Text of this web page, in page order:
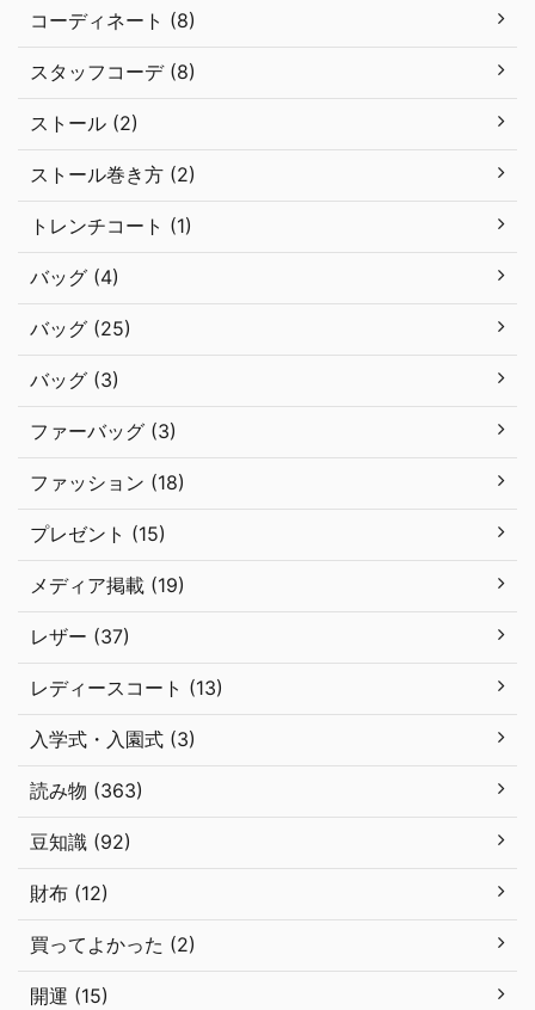
コーディネート (8)
スタッフコーデ (8)
ストール (2)
ストール巻き方 (2)
トレンチコート (1)
バッグ (4)
バッグ (25)
バッグ (3)
ファーバッグ (3)
ファッション (18)
プレゼント (15)
メディア掲載 (19)
レザー (37)
レディースコート (13)
入学式・入園式 (3)
読み物 (363)
豆知識 (92)
財布 (12)
買ってよかった (2)
開運 (15)